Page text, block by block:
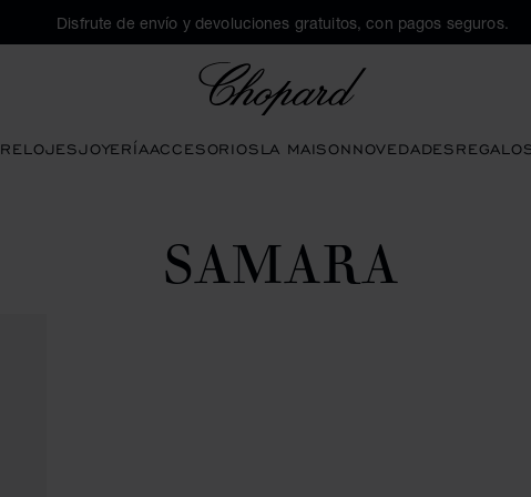
Disfrute de envío y devoluciones gratuitos, con pagos seguros.
RELOJESJOYERÍAACCESORIOSLA MAISONNOVEDADES
SAMARA